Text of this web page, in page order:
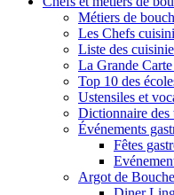
Métiers de
Les Chefs
Liste des
La Grande
Top 10 des
Ustensiles et
Dictionnaire des
Événements
Fêtes
Argot de Bouche